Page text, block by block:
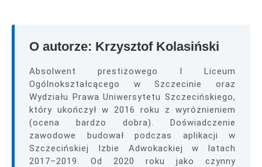
O autorze: Krzysztof Kolasiński
Absolwent prestiżowego I Liceum
Ogólnokształcącego w Szczecinie oraz
Wydziału Prawa Uniwersytetu Szczecińskiego,
który ukończył w 2016 roku z wyróżnieniem
(ocena bardzo dobra). Doświadczenie
zawodowe budował podczas aplikacji w
Szczecińskiej Izbie Adwokackiej w latach
2017–2019. Od 2020 roku jako czynny